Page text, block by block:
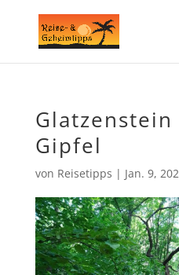
Glatzenstein
Gipfel
von Reisetipps | Jan. 9,